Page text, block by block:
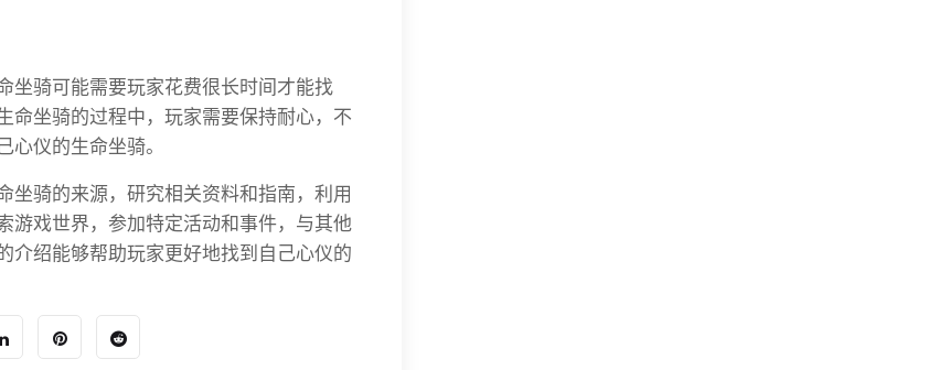
坐骑可能需要玩家花费很长时间才能找
命坐骑的过程中，玩家需要保持耐心，不
仪的生命坐骑。
坐骑的来源，研究相关资料和指南，利用
游戏世界，参加特定活动和事件，与其他
介绍能够帮助玩家更好地找到自己心仪的